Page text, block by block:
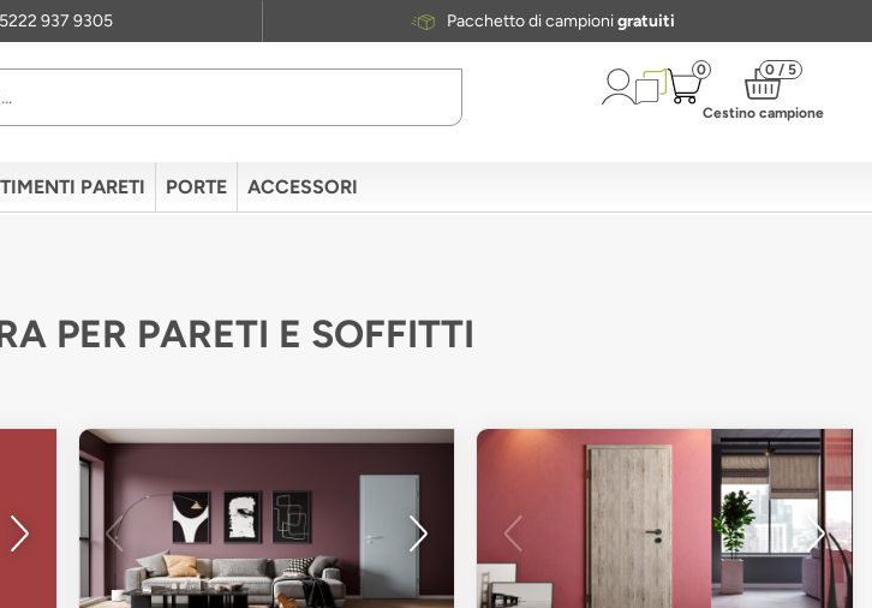
937 9305 Pacchetto di campionigratuiti
0 0 / 5
Cestino campione
PARETI PORTE ACCESSORI
PER PARETI E SOFFITTI